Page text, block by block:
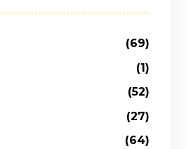
(69)
(1)
(52)
(27)
(64)